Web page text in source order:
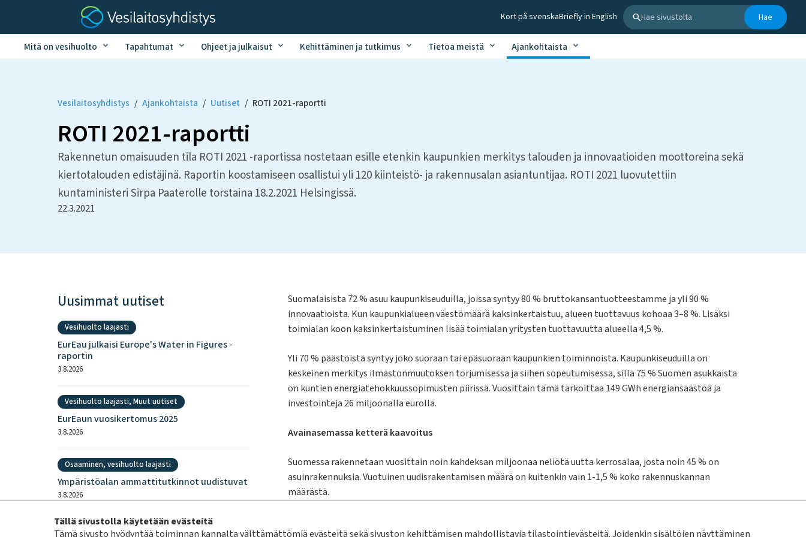
Tällä sivustolla käytetään evästeitä
Tämä sivusto hyödyntää toiminnan kannalta välttämättömiä evästeitä sekä sivuston kehittämisen mahdollistavia tilastointievästeitä. Joidenkin sisältöjen näyttäminen
Kort på svenskaBriefly in English Hae
Mitä on vesihuolto Tapahtumat Ohjeet ja julkaisut Kehittäminen ja tutkimus Tietoa meistä Ajankohtaista
Vesilaitosyhdistys / Ajankohtaista / Uutiset / ROTI 2021-raportti
ROTI 2021-raportti
Rakennetun omaisuuden tila ROTI 2021 -raportissa nostetaan esille etenkin kaupunkien merkitys talouden ja innovaatioiden moottoreina sekä
kiertotalouden edistäjinä. Raportin koostamiseen osallistui yli 120 kiinteistö- ja rakennusalan asiantuntijaa. ROTI 2021 luovutettiin
kuntaministeri Sirpa Paaterolle torstaina 18.2.2021 Helsingissä.
22.3.2021
Suomalaisista 72 % asuu kaupunkiseuduilla, joissa syntyy 80 % bruttokansantuotteestamme ja yli 90 %
innovaatioista. Kun kaupunkialueen väestömäärä kaksinkertaistuu, alueen tuottavuus kohoaa 3–8 %. Lisäksi
toimialan koon kaksinkertaistuminen lisää toimialan yritysten tuottavuutta alueella 4,5 %.
Yli 70 % päästöistä syntyy joko suoraan tai epäsuoraan kaupunkien toiminnoista. Kaupunkiseuduilla on
keskeinen merkitys ilmastonmuutoksen torjumisessa ja siihen sopeutumisessa, sillä 75 % Suomen asukkaista
on kuntien energiatehokkuussopimusten piirissä. Vuosittain tämä tarkoittaa 149 GWh energiansäästöä ja
investointeja 26 miljoonalla eurolla.
Avainasemassa ketterä kaavoitus
Suomessa rakennetaan vuosittain noin kahdeksan miljoonaa neliötä uutta kerrosalaa, josta noin 45 % on
asuinrakennuksia. Vuotuinen uudisrakentamisen määrä on kuitenkin vain 1-1,5 % koko rakennuskannan
määrästä.
Uusimmat uutiset
Vesihuolto laajasti
EurEau julkaisi Europe's Water in Figures -
raportin
3.8.2026
Vesihuolto laajasti, Muut uutiset
EurEaun vuosikertomus 2025
3.8.2026
Osaaminen, vesihuolto laajasti
Ympäristöalan ammattitutkinnot uudistuvat
3.8.2026
Vesihuolto laajasti